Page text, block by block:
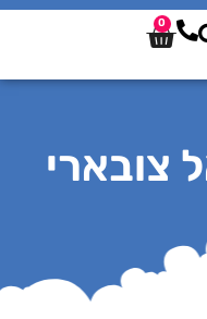
0
צובארי